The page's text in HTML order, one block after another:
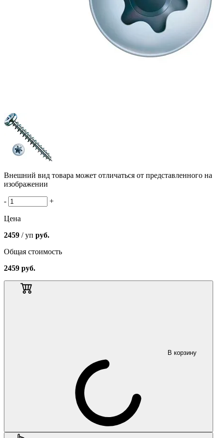
Внешний вид товара может отличаться от представленного на
изображении
- +
Цена
2459 / уп руб.
Общая стоимость
2459 руб.
В корзину